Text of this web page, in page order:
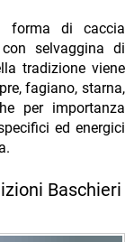
forma di caccia
selvaggina di
tradizione viene
fagiano, starna,
per importanza
ed energici
Baschieri